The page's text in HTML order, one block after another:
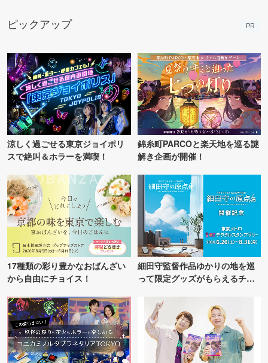
ピックアップ PR
涼しく過ごせる東京ジョイポリ
スで絶叫＆ホラーを満喫！
錦糸町PARCOと楽天地を巡る謎
解き企画が開催！
17種類の彩り豊かなおばんざい
から自由にチョイス！
細田守監督作品ゆかりの地を巡
って限定グッズがもらえるチャ